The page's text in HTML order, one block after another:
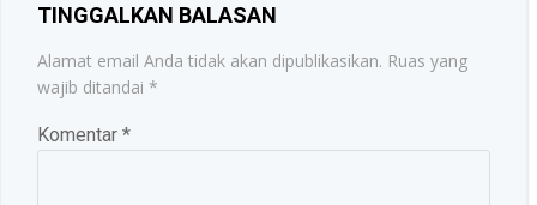
TINGGALKAN BALASAN
Alamat email Anda tidak akan dipublikasikan. Ruas yang
wajib ditandai *
Komentar *